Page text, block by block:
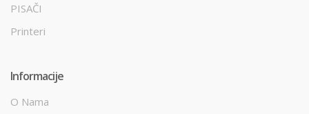
PISAČI
Printeri
Informacije
O Nama